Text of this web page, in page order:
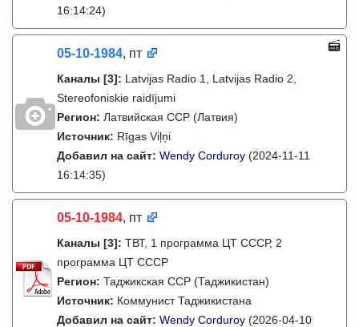
16:14:24)
05-10-1984, пт
Каналы [3]: Latvijas Radio 1, Latvijas Radio 2,
Stereofoniskie raidījumi
Регион: Латвийская ССР (Латвия)
Источник: Rīgas Viļņi
Добавил на сайт: Wendy Corduroy (2024-11-11
16:14:35)
05-10-1984, пт
Каналы [3]: ТВТ, 1 программа ЦТ СССР, 2
программа ЦТ СССР
Регион: Таджикская ССР (Таджикистан)
Источник: Коммунист Таджикистана
Добавил на сайт: Wendy Corduroy (2026-04-10